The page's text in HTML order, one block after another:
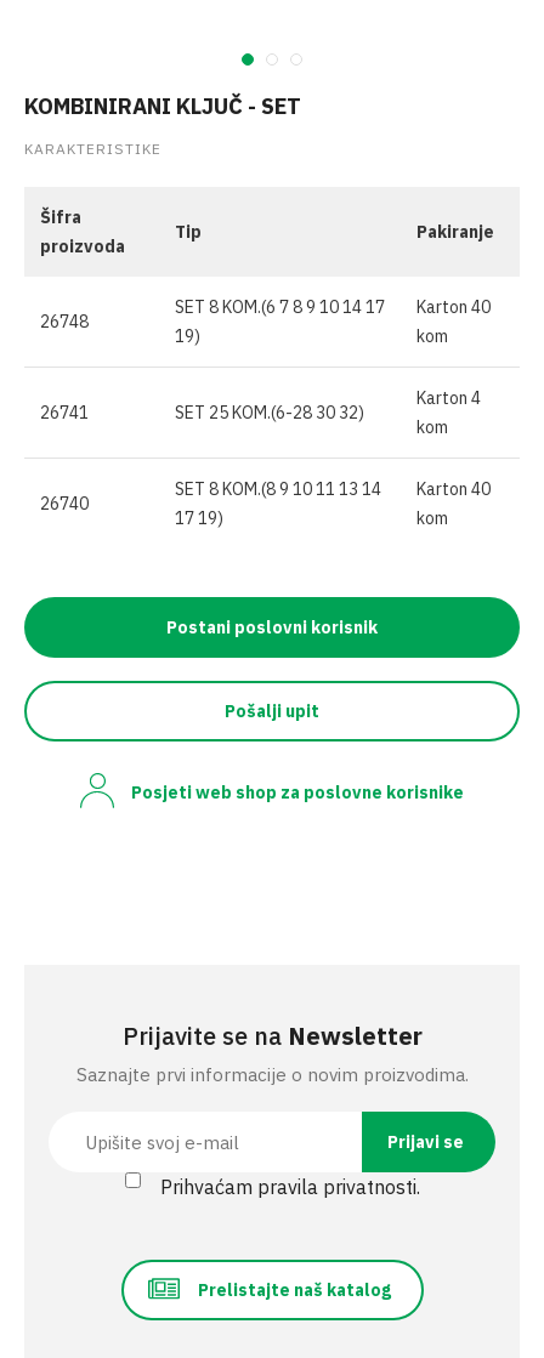
KOMBINIRANI KLJUČ - SET
KARAKTERISTIKE
Šifra
proizvoda
Tip Pakiranje
26748
SET 8 KOM.(6 7 8 9 10 14 17
19)
Karton 40
kom
26741 SET 25 KOM.(6-28 30 32)
Karton 4
kom
26740
SET 8 KOM.(8 9 10 11 13 14
17 19)
Karton 40
kom
Postani poslovni korisnik
Pošalji upit
Posjeti web shop za poslovne korisnike
Prijavite se na Newsletter
Saznajte prvi informacije o novim proizvodima.
Prihvaćam pravila privatnosti.
Prelistajte naš katalog